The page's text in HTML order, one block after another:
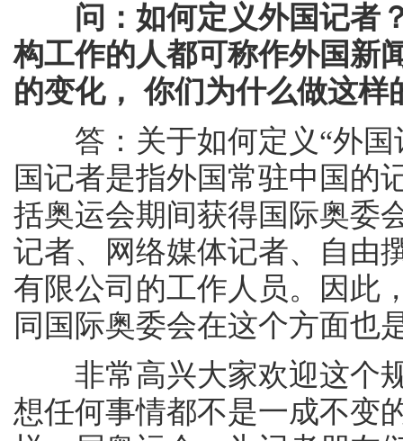
问：如何定义外国记者
构工作的人都可称作外国新
的变化， 你们为什么做这样
答：关于如何定义“外国
国记者是指外国常驻中国的
括奥运会期间获得国际奥委
记者、网络媒体记者、自由
有限公司的工作人员。因此
同国际奥委会在这个方面也
非常高兴大家欢迎这个规
想任何事情都不是一成不变